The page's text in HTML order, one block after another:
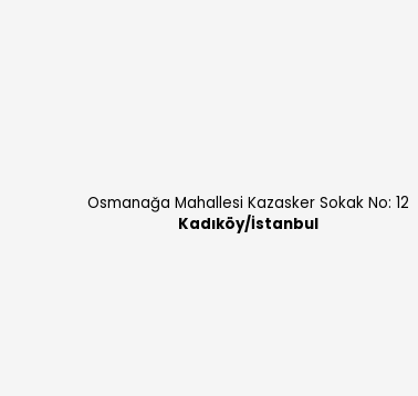
Osmanağa Mahallesi Kazasker Sokak No: 12
Kadıköy/İstanbul